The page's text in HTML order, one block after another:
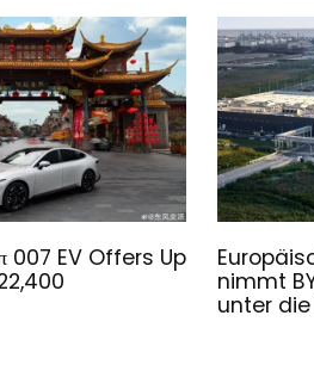
007 EV Offers Up
nimmt
unter die